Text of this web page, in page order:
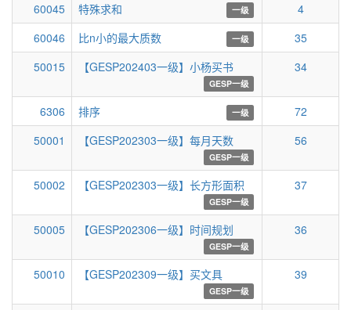
60045
特殊求和 一级
4
60046
比n小的最大质数 一级
35
50015
【GESP202403一级】小杨买书
GESP一级
34
6306 排序 一级
72
50001
【GESP202303一级】每月天数
GESP一级
56
50002 【GESP202303一级】长方形面积
GESP一级
37
50005 【GESP202306一级】时间规划
GESP一级
36
50010 【GESP202309一级】买文具
GESP一级
39